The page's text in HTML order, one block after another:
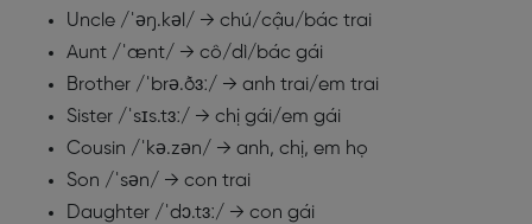
Uncle /ˈəŋ.kəl/ → chú/cậu/bác trai
Aunt /ˈænt/ → cô/dì/bác gái
Brother /ˈbrə.ðɜː/ → anh trai/em trai
Sister /ˈsɪs.tɜː/ → chị gái/em gái
Cousin /ˈkə.zən/ → anh, chị, em họ
Son /ˈsən/ → con trai
Daughter /ˈdɔ.tɜː/ → con gái